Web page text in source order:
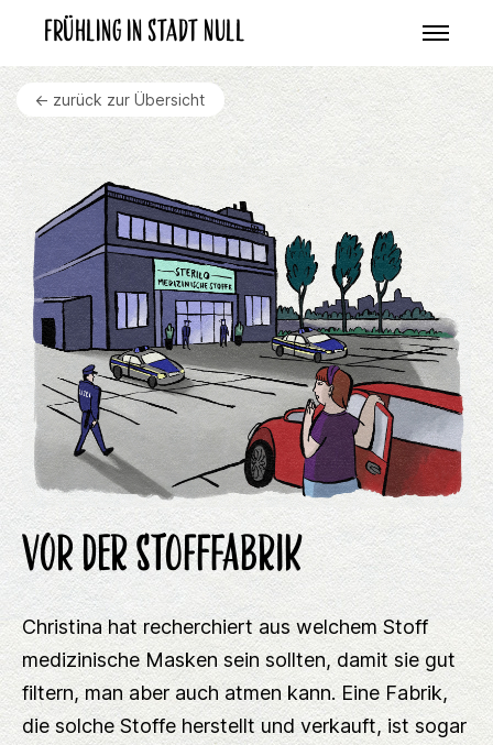
Frühling in Stadt Null
<- zurück zur Übersicht
Vor der Stofffabrik
Christina hat recherchiert aus welchem Stoff
medizinische Masken sein sollten, damit sie gut
filtern, man aber auch atmen kann. Eine Fabrik,
die solche Stoffe herstellt und verkauft, ist sogar